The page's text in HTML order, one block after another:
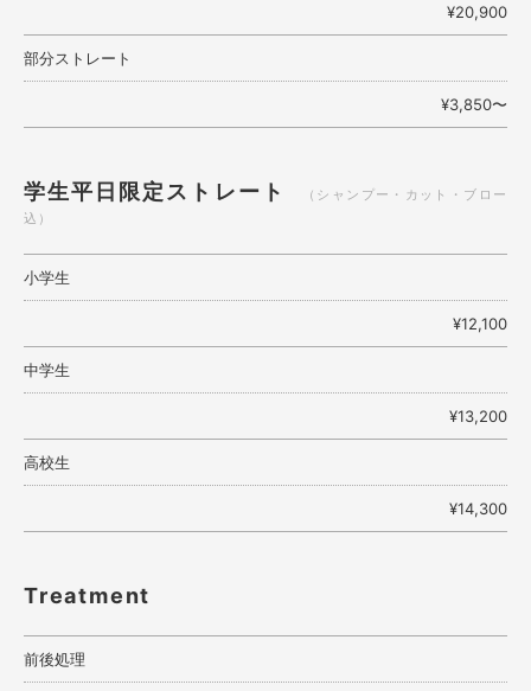
¥20,900
部分ストレート
¥3,850〜
学生平日限定ストレート
（シャンプー・カット・ブロー
込）
小学生
¥12,100
中学生
¥13,200
高校生
¥14,300
Treatment
前後処理